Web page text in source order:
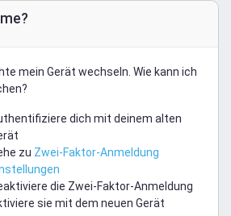
mein Gerät wechseln. Wie kann ich
dich mit deinem alten
zu Zwei-Faktor-Anmeldung
die Zwei-Faktor-Anmeldung
sie mit dem neuen Gerät